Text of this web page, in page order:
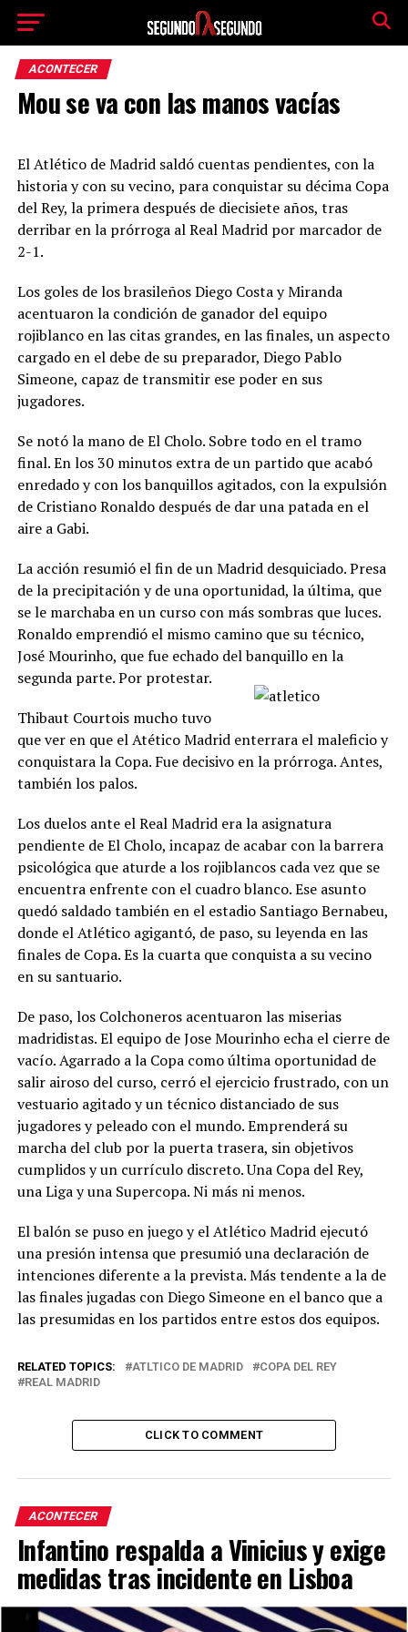
ACONTECER
Mou se va con las manos vacías
El Atlético de Madrid saldó cuentas pendientes, con la
historia y con su vecino, para conquistar su décima Copa
del Rey, la primera después de diecisiete años, tras
derribar en la prórroga al Real Madrid por marcador de
2-1.
Los goles de los brasileños Diego Costa y Miranda
acentuaron la condición de ganador del equipo
rojiblanco en las citas grandes, en las finales, un aspecto
cargado en el debe de su preparador, Diego Pablo
Simeone, capaz de transmitir ese poder en sus
jugadores.
Se notó la mano de El Cholo. Sobre todo en el tramo
final. En los 30 minutos extra de un partido que acabó
enredado y con los banquillos agitados, con la expulsión
de Cristiano Ronaldo después de dar una patada en el
aire a Gabi.
La acción resumió el fin de un Madrid desquiciado. Presa
de la precipitación y de una oportunidad, la última, que
se le marchaba en un curso con más sombras que luces.
Ronaldo emprendió el mismo camino que su técnico,
José Mourinho, que fue echado del banquillo en la
segunda parte. Por protestar.
Thibaut Courtois mucho tuvo
que ver en que el Atético Madrid enterrara el maleficio y
conquistara la Copa. Fue decisivo en la prórroga. Antes,
también los palos.
Los duelos ante el Real Madrid era la asignatura
pendiente de El Cholo, incapaz de acabar con la barrera
psicológica que aturde a los rojiblancos cada vez que se
encuentra enfrente con el cuadro blanco. Ese asunto
quedó saldado también en el estadio Santiago Bernabeu,
donde el Atlético agigantó, de paso, su leyenda en las
finales de Copa. Es la cuarta que conquista a su vecino
en su santuario.
De paso, los Colchoneros acentuaron las miserias
madridistas. El equipo de Jose Mourinho echa el cierre de
vacío. Agarrado a la Copa como última oportunidad de
salir airoso del curso, cerró el ejercicio frustrado, con un
vestuario agitado y un técnico distanciado de sus
jugadores y peleado con el mundo. Emprenderá su
marcha del club por la puerta trasera, sin objetivos
cumplidos y un currículo discreto. Una Copa del Rey,
una Liga y una Supercopa. Ni más ni menos.
El balón se puso en juego y el Atlético Madrid ejecutó
una presión intensa que presumió una declaración de
intenciones diferente a la prevista. Más tendente a la de
las finales jugadas con Diego Simeone en el banco que a
las presumidas en los partidos entre estos dos equipos.
RELATED TOPICS: ATLTICO DE MADRID
COPA DEL REY
REAL MADRID
CLICK TO COMMENT
ACONTECER
Infantino respalda a Vinicius y exige
medidas tras incidente en Lisboa